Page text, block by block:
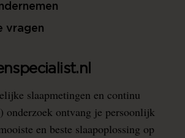
vragen
slaapmetingen en continu
onderzoek ontvang je persoonlijk
en beste slaapoplossing op